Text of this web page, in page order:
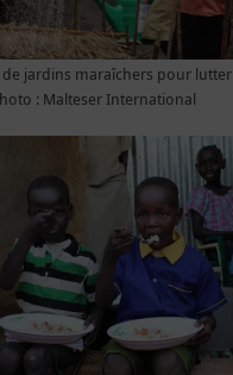
de jardins maraîchers pour
: Malteser International